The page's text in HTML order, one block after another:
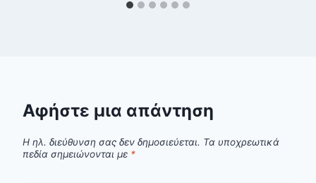
Αφήστε μια απάντηση
Η ηλ. διεύθυνση σας δεν δημοσιεύεται. Τα υποχρεωτικά
πεδία σημειώνονται με *